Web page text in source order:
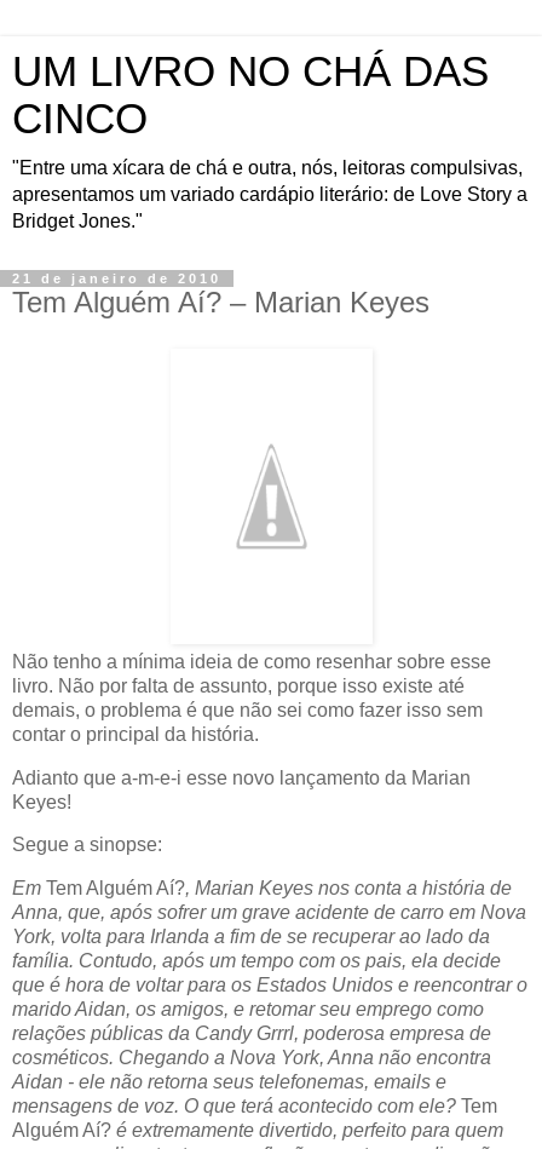
UM LIVRO NO CHÁ DAS
CINCO
"Entre uma xícara de chá e outra, nós, leitoras compulsivas,
apresentamos um variado cardápio literário: de Love Story a
Bridget Jones."
21 de janeiro de 2010
Tem Alguém Aí? – Marian Keyes
Não tenho a mínima ideia de como resenhar sobre esse
livro. Não por falta de assunto, porque isso existe até
demais, o problema é que não sei como fazer isso sem
contar o principal da história.
Adianto que a-m-e-i esse novo lançamento da Marian
Keyes!
Segue a sinopse:
Em Tem Alguém Aí?, Marian Keyes nos conta a história de
Anna, que, após sofrer um grave acidente de carro em Nova
York, volta para Irlanda a fim de se recuperar ao lado da
família. Contudo, após um tempo com os pais, ela decide
que é hora de voltar para os Estados Unidos e reencontrar o
marido Aidan, os amigos, e retomar seu emprego como
relações públicas da Candy Grrrl, poderosa empresa de
cosméticos. Chegando a Nova York, Anna não encontra
Aidan - ele não retorna seus telefonemas, emails e
mensagens de voz. O que terá acontecido com ele? Tem
Alguém Aí? é extremamente divertido, perfeito para quem